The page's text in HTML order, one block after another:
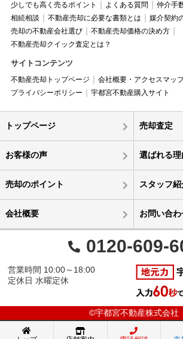
少しでも高く売るポイント
よくある質問
仲介手
相続相談
不動産売却に必要な書類とは
媒介契約
売却の不動産会社選び
不動産売却価格の決め方
不動産売却クイック査定とは？
サイトコンテンツ
不動産売却トップページ 会社概要・アクセスマッ
プライバシーポリシー
宇都宮不動産購入サイト
トップページ 売却査定
お客様の声 選ばれる理
売却のポイント スタッフ紹
会社概要 お問い合わ
0120-609-
営業時間 10:00～18:00
定休日 水曜定休
©宇都宮不動産株式会社